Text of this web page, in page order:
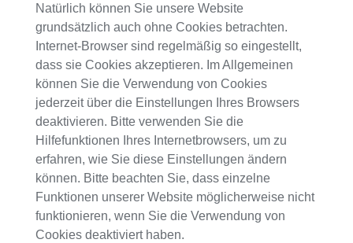
Natürlich können Sie unsere Website
grundsätzlich auch ohne Cookies betrachten.
Internet-Browser sind regelmäßig so eingestellt,
dass sie Cookies akzeptieren. Im Allgemeinen
können Sie die Verwendung von Cookies
jederzeit über die Einstellungen Ihres Browsers
deaktivieren. Bitte verwenden Sie die
Hilfefunktionen Ihres Internetbrowsers, um zu
erfahren, wie Sie diese Einstellungen ändern
können. Bitte beachten Sie, dass einzelne
Funktionen unserer Website möglicherweise nicht
funktionieren, wenn Sie die Verwendung von
Cookies deaktiviert haben.